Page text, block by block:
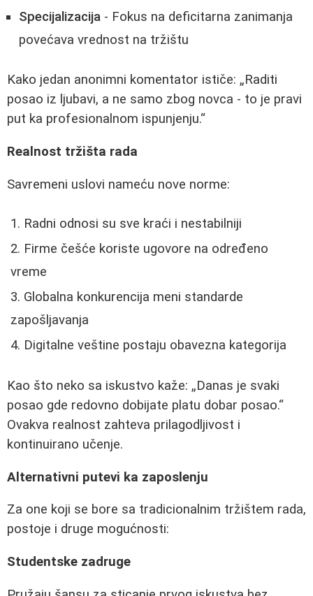
Specijalizacija - Fokus na deficitarna zanimanja
povećava vrednost na tržištu
Kako jedan anonimni komentator ističe:
Raditi
posao iz ljubavi, a ne samo zbog novca - to je pravi
put ka profesionalnom ispunjenju.
Realnost tržišta rada
Savremeni uslovi nameću nove norme:
Radni odnosi su sve kraći i nestabilniji
Firme češće koriste ugovore na određeno
vreme
Globalna konkurencija meni standarde
zapošljavanja
Digitalne veštine postaju obavezna kategorija
Kao što neko sa iskustvo kaže:
Danas je svaki
posao gde redovno dobijate platu dobar posao.
Ovakva realnost zahteva prilagodljivost i
kontinuirano učenje.
Alternativni putevi ka zaposlenju
Za one koji se bore sa tradicionalnim tržištem rada,
postoje i druge mogućnosti:
Studentske zadruge